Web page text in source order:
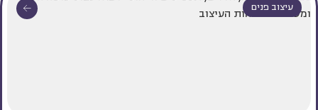
עיצוב פנים